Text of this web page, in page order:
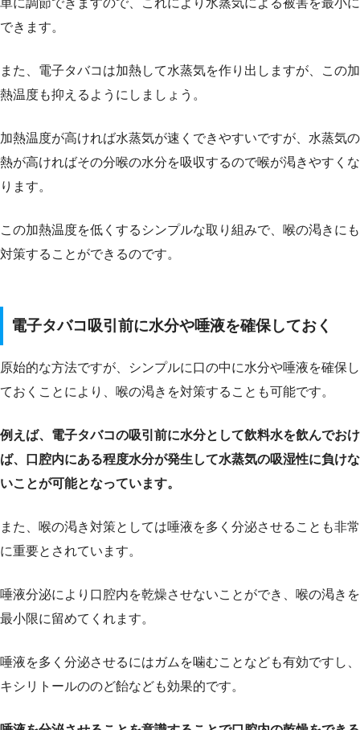
単に調節できますので、これにより水蒸気による被害を最小に
できます。
また、電子タバコは加熱して水蒸気を作り出しますが、この加
熱温度も抑えるようにしましょう。
加熱温度が高ければ水蒸気が速くできやすいですが、水蒸気の
熱が高ければその分喉の水分を吸収するので喉が渇きやすくな
ります。
この加熱温度を低くするシンプルな取り組みで、喉の渇きにも
対策することができるのです。
電子タバコ吸引前に水分や唾液を確保しておく
原始的な方法ですが、シンプルに口の中に水分や唾液を確保し
ておくことにより、喉の渇きを対策することも可能です。
例えば、電子タバコの吸引前に水分として飲料水を飲んでおけ
ば、口腔内にある程度水分が発生して水蒸気の吸湿性に負けな
いことが可能となっています。
また、喉の渇き対策としては唾液を多く分泌させることも非常
に重要とされています。
唾液分泌により口腔内を乾燥させないことができ、喉の渇きを
最小限に留めてくれます。
唾液を多く分泌させるにはガムを噛むことなども有効ですし、
キシリトールののど飴なども効果的です。